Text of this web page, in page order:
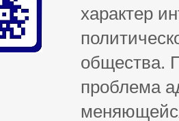
характер
общества.
проблема